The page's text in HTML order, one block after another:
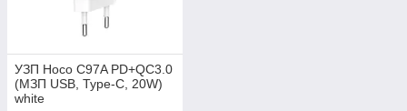
УЗП Hoco C97A PD+QC3.0
(МЗП USB, Type-C, 20W)
white